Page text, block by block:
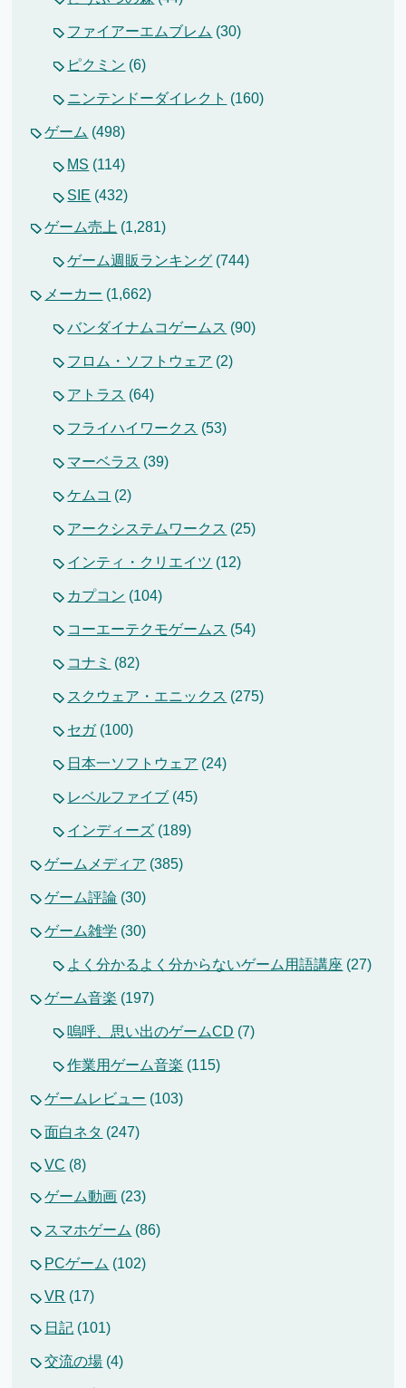
ファイアーエムブレム (30)
ピクミン (6)
ニンテンドーダイレクト (160)
ゲーム (498)
MS (114)
SIE (432)
ゲーム売上 (1,281)
ゲーム週販ランキング (744)
メーカー (1,662)
バンダイナムコゲームス (90)
フロム・ソフトウェア (2)
アトラス (64)
フライハイワークス (53)
マーベラス (39)
ケムコ (2)
アークシステムワークス (25)
インティ・クリエイツ (12)
カプコン (104)
コーエーテクモゲームス (54)
コナミ (82)
スクウェア・エニックス (275)
セガ(100)
日本一ソフトウェア (24)
レベルファイブ (45)
インディーズ (189)
ゲームメディア (385)
ゲーム評論 (30)
ゲーム雑学 (30)
よく分かるよく分からないゲーム用語講座 (27)
ゲーム音楽 (197)
嗚呼、思い出のゲームCD (7)
作業用ゲーム音楽 (115)
ゲームレビュー (103)
面白ネタ (247)
VC (8)
ゲーム動画 (23)
スマホゲーム (86)
PCゲーム (102)
VR (17)
日記 (101)
交流の場 (4)